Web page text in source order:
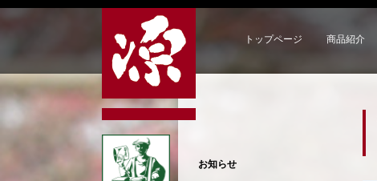
トップページ 商品紹介
お知らせ